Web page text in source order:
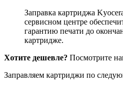
Заправка картриджа
сервисном центре
гарантию печати до
картридже.
Хотите дешевле? Посмотрите
Заправляем картриджи по